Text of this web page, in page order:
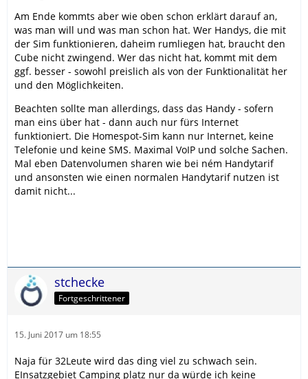
Am Ende kommts aber wie oben schon erklärt darauf an,
was man will und was man schon hat. Wer Handys, die mit
der Sim funktionieren, daheim rumliegen hat, braucht den
Cube nicht zwingend. Wer das nicht hat, kommt mit dem
ggf. besser - sowohl preislich als von der Funktionalität her
und den Möglichkeiten.
Beachten sollte man allerdings, dass das Handy - sofern
man eins über hat - dann auch nur fürs Internet
funktioniert. Die Homespot-Sim kann nur Internet, keine
Telefonie und keine SMS. Maximal VoIP und solche Sachen.
Mal eben Datenvolumen sharen wie bei ném Handytarif
und ansonsten wie einen normalen Handytarif nutzen ist
damit nicht...
stchecke
Fortgeschrittener
15. Juni 2017 um 18:55
Naja für 32Leute wird das ding viel zu schwach sein.
EInsatzgebiet Camping platz nur da würde ich keine